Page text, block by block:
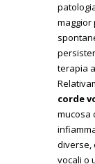
maggior
terapia
corde
mucosa
diverse,
vocali o